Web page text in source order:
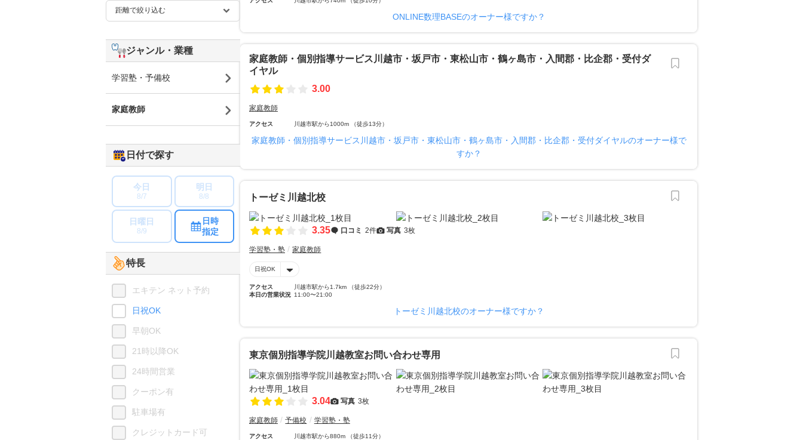
ONLINE数理BASEのオーナー様ですか？
家庭教師・個別指導サービス川越市・坂戸市・東松山市・鶴ヶ島市・入間郡・比企郡・受付ダ
イヤル
3.00
家庭教師
アクセス 川越市駅から1000m （徒歩13分）
家庭教師・個別指導サービス川越市・坂戸市・東松山市・鶴ヶ島市・入間郡・比企郡・受付ダイヤルのオーナー様で
すか？
トーゼミ川越北校
3.35 口コミ 2件 写真 3枚
学習塾・塾 家庭教師
日祝OK
アクセス
川越市駅から1.7km （徒歩22分）
本日の営業状況 11:00〜21:00
トーゼミ川越北校のオーナー様ですか？
東京個別指導学院川越教室お問い合わせ専用
3.04 写真 3枚
家庭教師 予備校 学習塾・塾
アクセス 川越市駅から880m （徒歩11分）
ジャンル・業種
学習塾・予備校
家庭教師
日付で探す
今日
8/7
明日
8/8
日曜日
8/9
日時
指定
特長
エキテン ネット予約
日祝OK
早朝OK
21時以降OK
24時間営業
クーポン有
駐車場有
クレジットカード可